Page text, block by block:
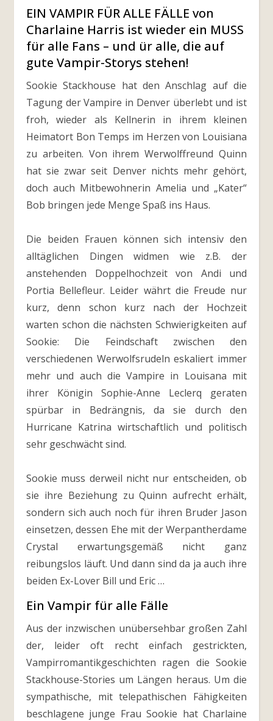
EIN VAMPIR FÜR ALLE FÄLLE von
Charlaine Harris ist wieder ein MUSS
für alle Fans – und ür alle, die auf
gute Vampir-Storys stehen!
Sookie Stackhouse hat den Anschlag auf die
Tagung der Vampire in Denver überlebt und ist
froh, wieder als Kellnerin in ihrem kleinen
Heimatort Bon Temps im Herzen von Louisiana
zu arbeiten. Von ihrem Werwolffreund Quinn
hat sie zwar seit Denver nichts mehr gehört,
doch auch Mitbewohnerin Amelia und „Kater“
Bob bringen jede Menge Spaß ins Haus.
Die beiden Frauen können sich intensiv den
alltäglichen Dingen widmen wie z.B. der
anstehenden Doppelhochzeit von Andi und
Portia Bellefleur. Leider währt die Freude nur
kurz, denn schon kurz nach der Hochzeit
warten schon die nächsten Schwierigkeiten auf
Sookie: Die Feindschaft zwischen den
verschiedenen Werwolfsrudeln eskaliert immer
mehr und auch die Vampire in Louisana mit
ihrer Königin Sophie-Anne Leclerq geraten
spürbar in Bedrängnis, da sie durch den
Hurricane Katrina wirtschaftlich und politisch
sehr geschwächt sind.
Sookie muss derweil nicht nur entscheiden, ob
sie ihre Beziehung zu Quinn aufrecht erhält,
sondern sich auch noch für ihren Bruder Jason
einsetzen, dessen Ehe mit der Werpantherdame
Crystal erwartungsgemäß nicht ganz
reibungslos läuft. Und dann sind da ja auch ihre
beiden Ex-Lover Bill und Eric …
Ein Vampir für alle Fälle
Aus der inzwischen unübersehbar großen Zahl
der, leider oft recht einfach gestrickten,
Vampirromantikgeschichten ragen die Sookie
Stackhouse-Stories um Längen heraus. Um die
sympathische, mit telepathischen Fähigkeiten
beschlagene junge Frau Sookie hat Charlaine